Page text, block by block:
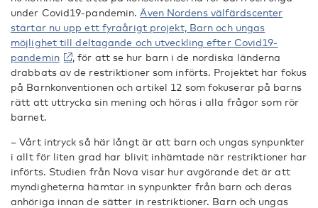
under Covid19-pandemin.Även Nordens välfärdscenter
startar nu upp ett fyraårigt projekt, Barn och ungas
möjlighet till deltagande och utveckling efter Covid19-
pandemin
, för att se hur barn i de nordiska länderna
drabbats av de restriktioner som införts. Projektet har fokus
på Barnkonventionen och artikel 12 som fokuserar på barns
rätt att uttrycka sin mening och höras i alla frågor som rör
barnet.
– Vårt intryck så här långt är att barn och ungas synpunkter
i allt för liten grad har blivit inhämtade när restriktioner har
införts. Studien från Nova visar hur avgörande det är att
myndigheterna hämtar in synpunkter från barn och deras
anhöriga innan de sätter in restriktioner. Barn och ungas